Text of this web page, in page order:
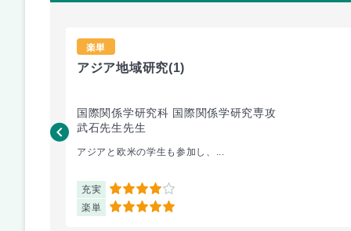
楽単
アジア地域研究(1)
国際関係学研究科 国際関係学研究専攻
武石先生先生
アジアと欧米の学生も参加し、...
充実 4
楽単 5